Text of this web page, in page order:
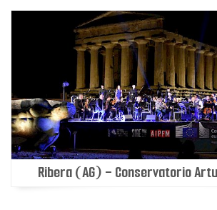
Ribera (AG) - Conservatorio